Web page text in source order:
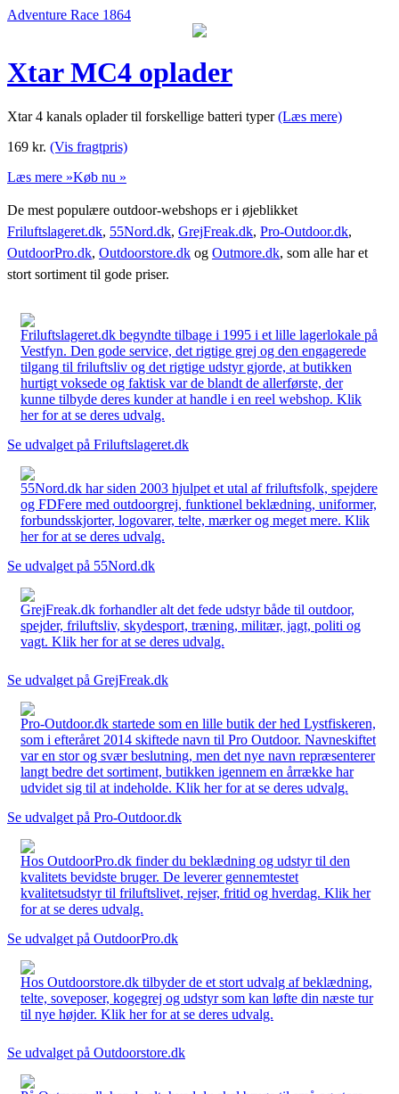
Adventure Race 1864
Xtar MC4 oplader
Xtar 4 kanals oplader til forskellige batteri typer(Læs mere)
169 kr. (Vis fragtpris)
Læs mere »Køb nu »
De mest populære outdoor-webshops er i øjeblikket
Friluftslageret.dk, 55Nord.dk, GrejFreak.dk, Pro-Outdoor.dk,
OutdoorPro.dk, Outdoorstore.dk og Outmore.dk, som alle har et
stort sortiment til gode priser.
Friluftslageret.dk begyndte tilbage i 1995 i et lille lagerlokale på
Vestfyn. Den gode service, det rigtige grej og den engagerede
tilgang til friluftsliv og det rigtige udstyr gjorde, at butikken
hurtigt voksede og faktisk var de blandt de allerførste, der
kunne tilbyde deres kunder at handle i en reel webshop. Klik
her for at se deres udvalg.
Se udvalget på Friluftslageret.dk
55Nord.dk har siden 2003 hjulpet et utal af friluftsfolk, spejdere
og FDFere med outdoorgrej, funktionel beklædning, uniformer,
forbundsskjorter, logovarer, telte, mærker og meget mere. Klik
her for at se deres udvalg.
Se udvalget på 55Nord.dk
GrejFreak.dk forhandler alt det fede udstyr både til outdoor,
spejder, friluftsliv, skydesport, træning, militær, jagt, politi og
vagt. Klik her for at se deres udvalg.
Se udvalget på GrejFreak.dk
Pro-Outdoor.dk startede som en lille butik der hed Lystfiskeren,
som i efteråret 2014 skiftede navn til Pro Outdoor. Navneskiftet
var en stor og svær beslutning, men det nye navn repræsenterer
langt bedre det sortiment, butikken igennem en årrække har
udvidet sig til at indeholde. Klik her for at se deres udvalg.
Se udvalget på Pro-Outdoor.dk
Hos OutdoorPro.dk finder du beklædning og udstyr til den
kvalitets bevidste bruger. De leverer gennemtestet
kvalitetsudstyr til friluftslivet, rejser, fritid og hverdag. Klik her
for at se deres udvalg.
Se udvalget på OutdoorPro.dk
Hos Outdoorstore.dk tilbyder de et stort udvalg af beklædning,
telte, soveposer, kogegrej og udstyr som kan løfte din næste tur
til nye højder. Klik her for at se deres udvalg.
Se udvalget på Outdoorstore.dk